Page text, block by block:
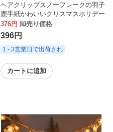
ヘアクリップスノーフレークの羽子
鹿手紙かわいいクリスマスホリデー
装飾ヘアアクセサリー
376円 卸売り価格
396円
1 - 3営業日で出荷され
カートに追加